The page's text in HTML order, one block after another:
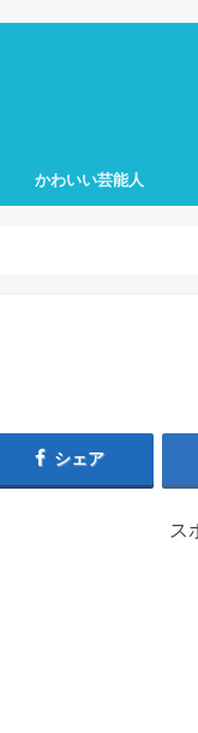
かわいい芸能人
シェア
ス